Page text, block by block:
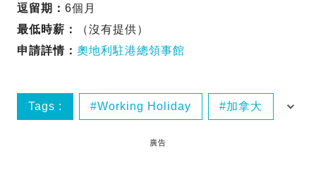
逗留期： 6個月
最低時薪：
（沒有提供）
申請詳情： 奧地利駐港總領事館
Tags : Working Holiday 加拿大
工作假期廣告